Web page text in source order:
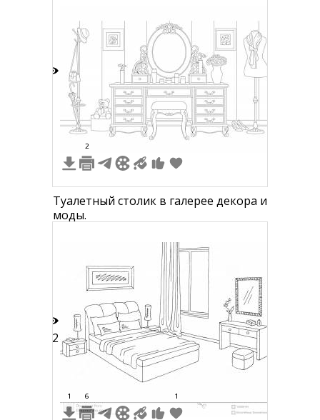
2
Туалетный столик в галерее декора и
моды.
12
1 6 1